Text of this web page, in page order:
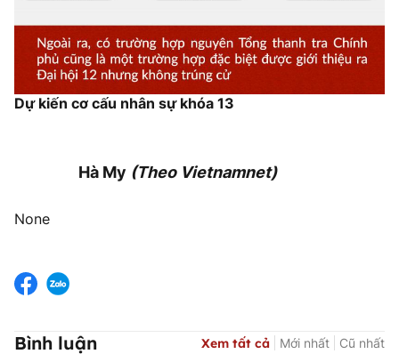
Dự kiến cơ cấu nhân sự khóa 13
Hà My (Theo Vietnamnet)
None
Bình luận Xem tất cả Mới nhất Cũ nhất